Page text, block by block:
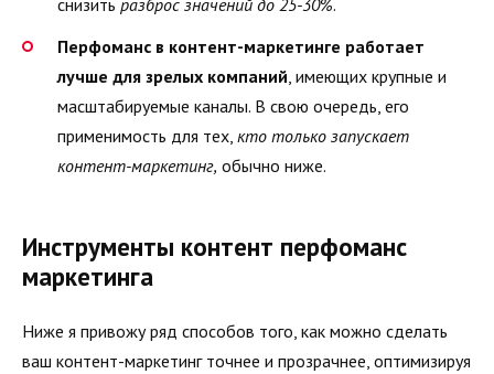
снизить разброс значений до 25-30%.
Перфоманс в контент-маркетинге работает
лучше для зрелых компаний, имеющих крупные и
масштабируемые каналы. В свою очередь, его
применимость для тех, кто только запускает
контент-маркетинг, обычно ниже.
Инструменты контент перфоманс
маркетинга
Ниже я привожу ряд способов того, как можно сделать
ваш контент-маркетинг точнее и прозрачнее, оптимизируя